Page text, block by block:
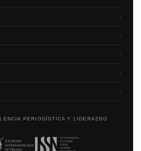
›
›
›
›
›
PERIODÍSTICA Y LIDERAZGO